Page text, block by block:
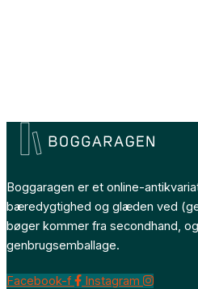
Boggaragen er et online-
bæredygtighed og glæden ved
bøger kommer fra secondhand,
genbrugsemballage.
Facebook-f Instagram